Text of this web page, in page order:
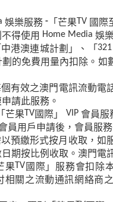
娛樂服務 - 「芒果 TV 國際
得使用 Home Media 娛
港澳連城計劃」、「321
的免費用量內扣除。
有效之澳門電訊流動電
請此服務。
「芒果 TV國際」 VIP 會員服
員用戶申請後，會員服
預繳形式按月收取，如
期按比例收取。澳門電
果 TV國際」服務會扣除
相關之流動通訊網絡商